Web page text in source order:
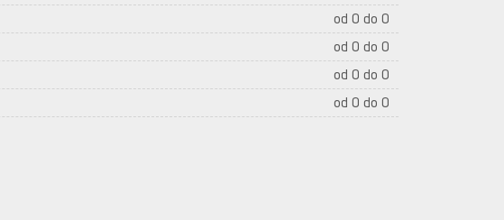
od 0 do 0
od 0 do 0
od 0 do 0
od 0 do 0